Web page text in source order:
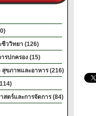
ชีววิทยา (126)
รปกครอง (15)
สุขภาพและอาหาร (216)
สตร์และการจัดการ (84)